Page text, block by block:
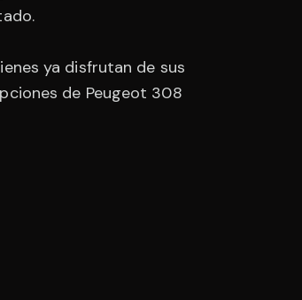
ya disfrutan de sus
de Peugeot 308